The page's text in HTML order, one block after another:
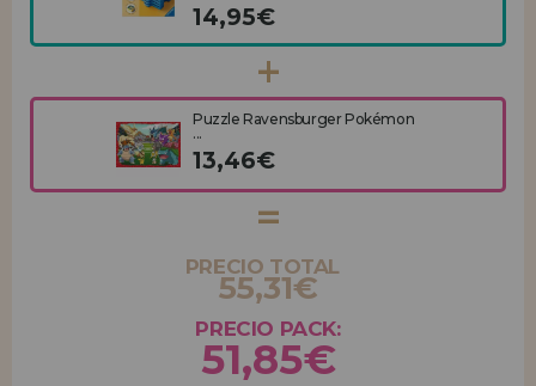
14,95€
Puzzle Ravensburger Pokémon
...
13,46€
PRECIO TOTAL
55,31€
PRECIO PACK:
51,85€